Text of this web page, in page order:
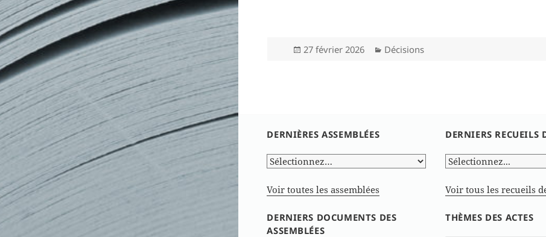
Publié
27 février 2026 Catégories
Décisions
DERNIÈRES ASSEMBLÉES
Voir toutes les assemblées
DERNIERS DOCUMENTS DES
ASSEMBLÉES
DERNIERS RECUEILS
Voir tous les recueils
THÈMES DES ACTES